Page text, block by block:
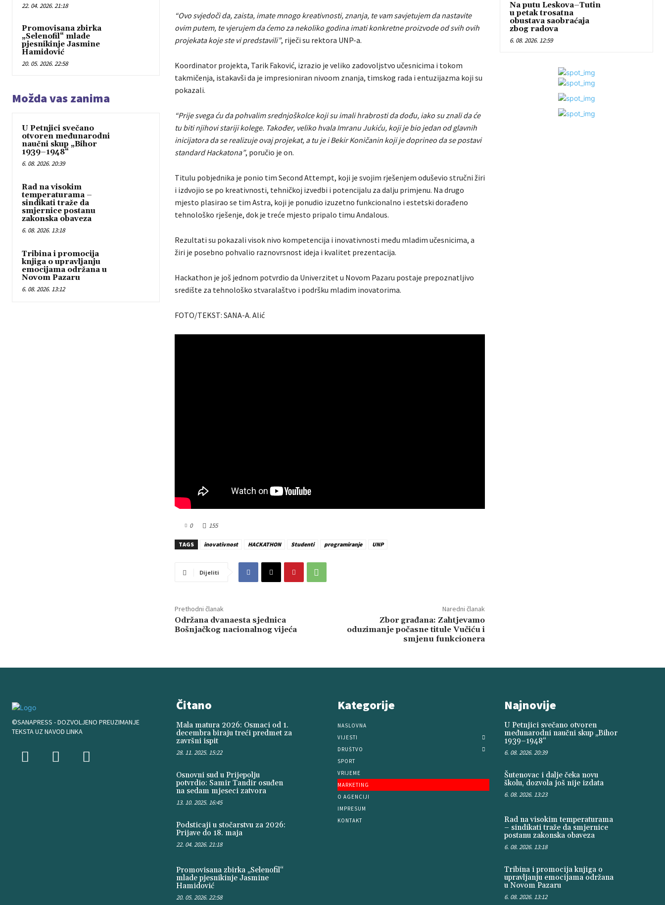
22. 04. 2026. 21:18
Promovisana zbirka
„Selenofil“ mlade
pjesnikinje Jasmine
Hamidović
20. 05. 2026. 22:58
Možda vas zanima
U Petnjici svečano
otvoren međunarodni
naučni skup „Bihor
1939–1948“
6. 08. 2026. 20:39
Rad na visokim
temperaturama –
sindikati traže da
smjernice postanu
zakonska obaveza
6. 08. 2026. 13:18
Tribina i promocija
knjiga o upravljanju
emocijama održana u
Novom Pazaru
6. 08. 2026. 13:12
“Ovo svjedoči da, zaista, imate mnogo kreativnosti, znanja, te vam savjetujem da nastavite
ovim putem, te vjerujem da ćemo za nekoliko godina imati konkretne proizvode od svih ovih
projekata koje ste vi predstavili”, riječi su rektora UNP-a.
Koordinator projekta, Tarik Faković, izrazio je veliko zadovoljstvo učesnicima i tokom
takmičenja, istakavši da je impresioniran nivoom znanja, timskog rada i entuzijazma koji su
pokazali.
“Prije svega ću da pohvalim srednjoškolce koji su imali hrabrosti da dođu, iako su znali da će
tu biti njihovi stariji kolege. Također, veliko hvala Imranu Jukiću, koji je bio jedan od glavnih
inicijatora da se realizuje ovaj projekat, a tu je i Bekir Koničanin koji je doprineo da se postavi
standard Hackatona”, poručio je on.
Titulu pobjednika je ponio tim Second Attempt, koji je svojim rješenjem oduševio stručni žiri
i izdvojio se po kreativnosti, tehničkoj izvedbi i potencijalu za dalju primjenu. Na drugo
mjesto plasirao se tim Astra, koji je ponudio izuzetno funkcionalno i estetski dorađeno
tehnološko rješenje, dok je treće mjesto pripalo timu Andalous.
Rezultati su pokazali visok nivo kompetencija i inovativnosti među mladim učesnicima, a
žiri je posebno pohvalio raznovrsnost ideja i kvalitet prezentacija.
Hackathon je još jednom potvrdio da Univerzitet u Novom Pazaru postaje prepoznatljivo
središte za tehnološko stvaralaštvo i podršku mladim inovatorima.
FOTO/TEKST: SANA-A. Alić
0 155
TAGS inovativnost HACKATHON Studenti programiranje UNP
Dijeliti
Prethodni članak
Održana dvanaesta sjednica
Bošnjačkog nacionalnog vijeća
Naredni članak
Zbor građana: Zahtjevamo
oduzimanje počasne titule Vučiću i
smjenu funkcionera
Na putu Leskova–Tutin
u petak trosatna
obustava saobraćaja
zbog radova
6. 08. 2026. 12:59
©SANAPRESS - DOZVOLJENO PREUZIMANJE
TEKSTA UZ NAVOD LINKA
Čitano
Mala matura 2026: Osmaci od 1.
decembra biraju treći predmet za
završni ispit
28. 11. 2025. 15:22
Osnovni sud u Prijepolju
potvrdio: Samir Tandir osuđen
na sedam mjeseci zatvora
13. 10. 2025. 16:45
Podsticaji u stočarstvu za 2026:
Prijave do 18. maja
22. 04. 2026. 21:18
Promovisana zbirka „Selenofil“
mlade pjesnikinje Jasmine
Hamidović
20. 05. 2026. 22:58
Kategorije
NASLOVNA
VIJESTI
DRUŠTVO
SPORT
VRIJEME
MARKETING
O AGENCIJI
IMPRESUM
KONTAKT
Najnovije
U Petnjici svečano otvoren
međunarodni naučni skup „Bihor
1939–1948“
6. 08. 2026. 20:39
Šutenovac i dalje čeka novu
školu, dozvola još nije izdata
6. 08. 2026. 13:23
Rad na visokim temperaturama
– sindikati traže da smjernice
postanu zakonska obaveza
6. 08. 2026. 13:18
Tribina i promocija knjiga o
upravljanju emocijama održana
u Novom Pazaru
6. 08. 2026. 13:12